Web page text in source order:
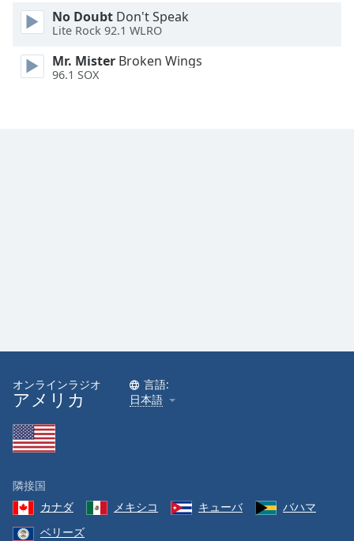
No Doubt Don't Speak
Lite Rock 92.1 WLRO
Mr. Mister Broken Wings
96.1 SOX
オンラインラジオ
アメリカ
言語:
日本語
隣接国
カナダ
メキシコ キューバ
バハマ
ベリーズ